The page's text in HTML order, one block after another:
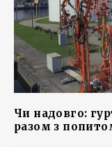
Чи надовго:
разом з